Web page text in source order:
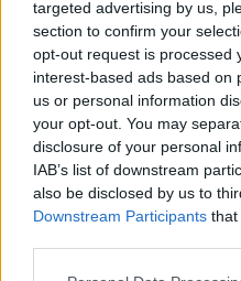
targeted advertising by us,
section to confirm your
opt-out request is processed
interest-based ads based on
us or personal information
your opt-out. You may
disclosure of your personal
IAB’s list of downstream
also be disclosed by us to
Downstream Participants that
Please note that this
Κόσμος |06.08.2024 16:12
Βρετανία:
– Χιλιάδες
αυξάνονται οι
6.000 αστυνομικοί
Βρετανίας για την
επεισοδίων